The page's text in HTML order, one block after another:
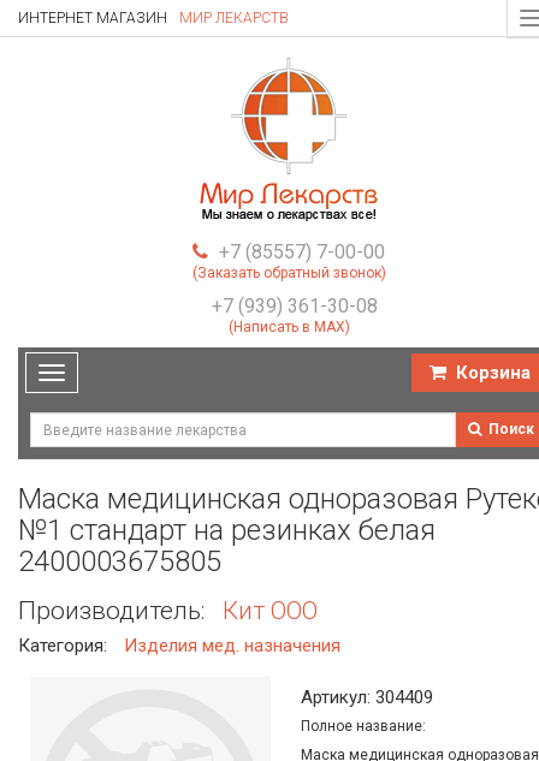
ИНТЕРНЕТ МАГАЗИН МИР ЛЕКАРСТВ
+7 (85557) 7-00-00
(Заказать обратный звонок)
+7 (939) 361-30-08
(Написать в MAX)
Toggle
navigation
Корзина
Поиск
Маска медицинская одноразовая
№1 стандарт на резинках белая
2400003675805
Производитель: Кит ООО
Категория: Изделия мед. назначения
Артикул: 304409
Полное название:
Маска медицинская одноразовая